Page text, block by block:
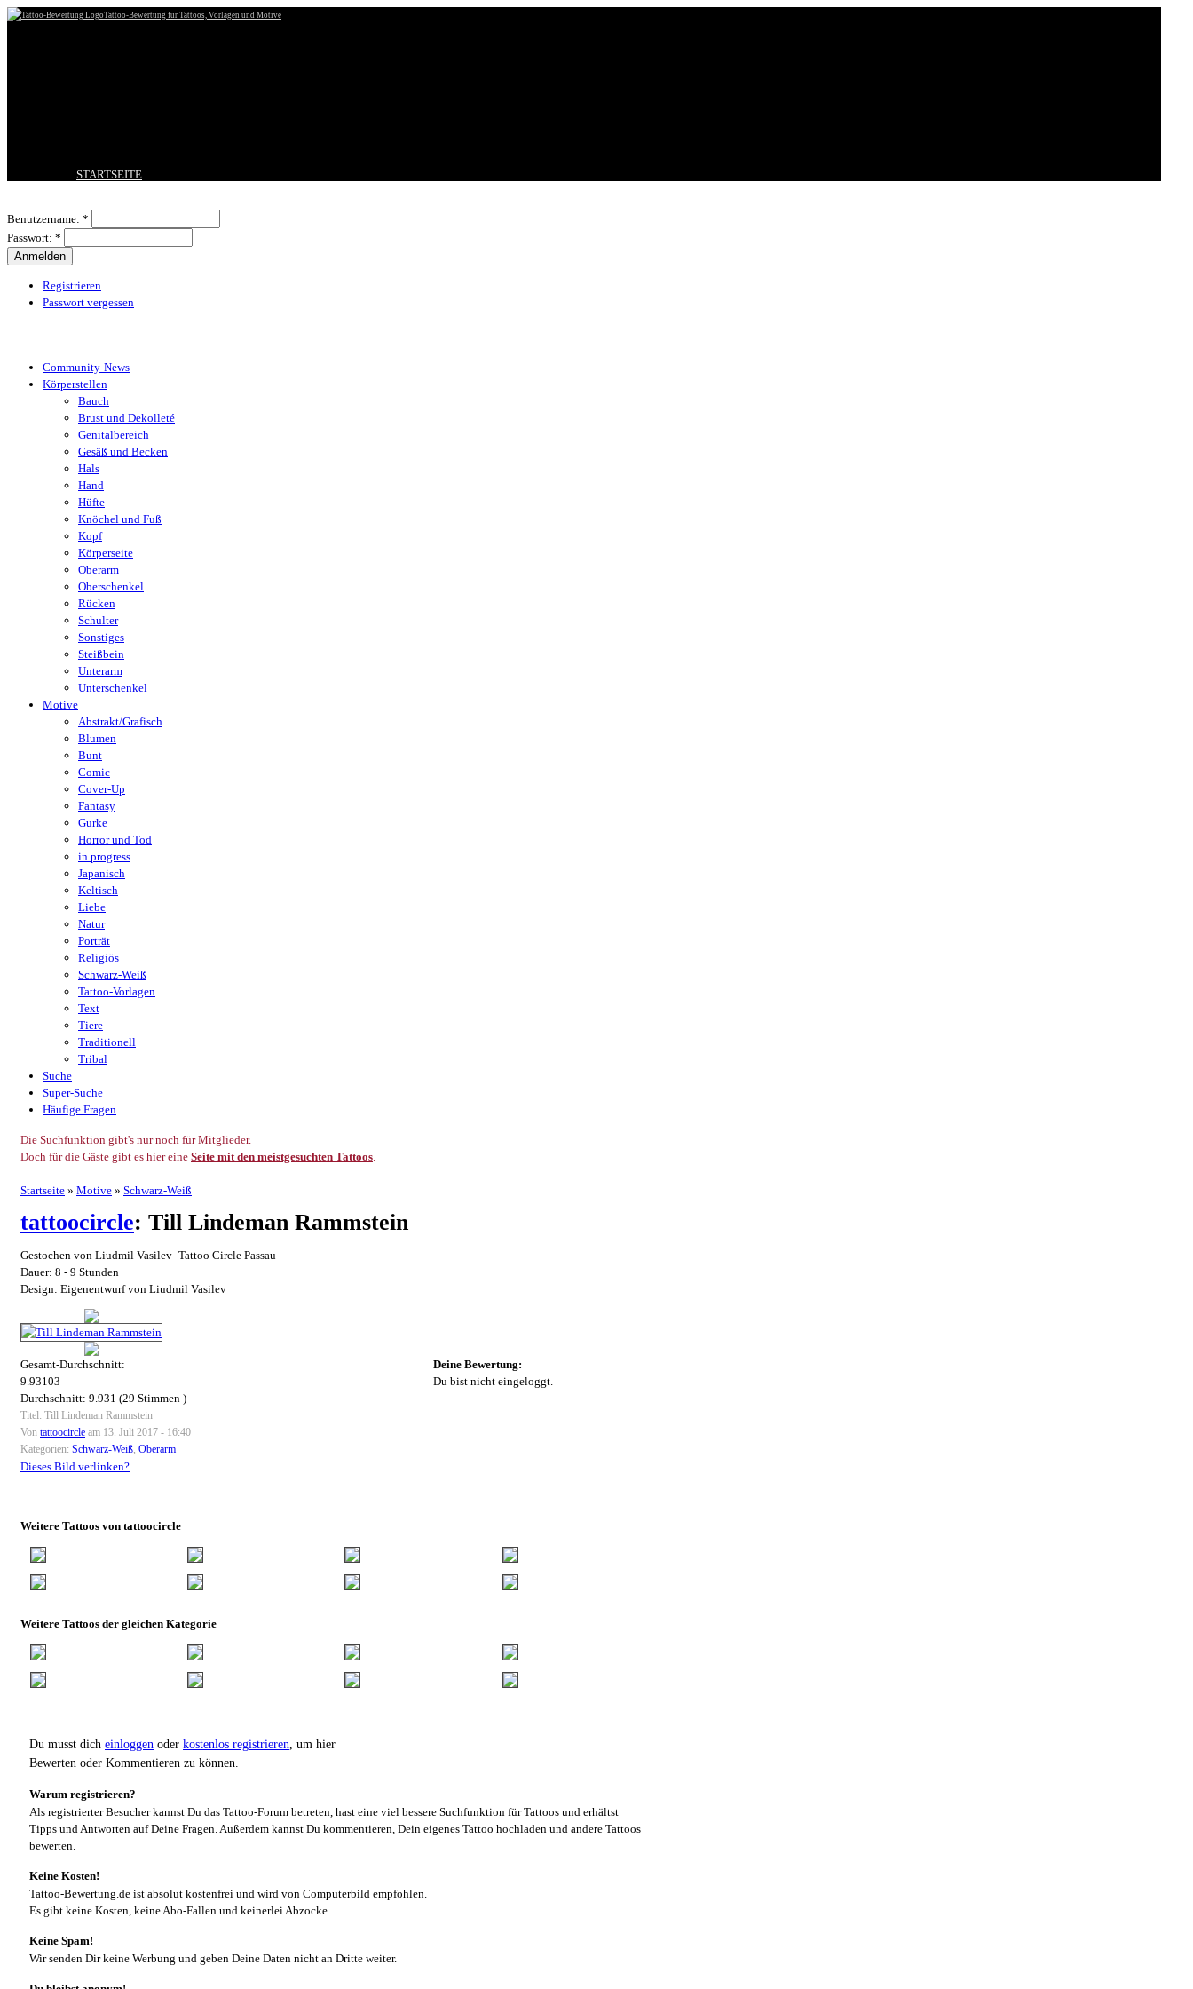
Tattoo-Bewertung für Tattoos, Vorlagen und Motive
STARTSEITE
BESTE TATTOOS
NEUESTE TATTOOS
Benutzername: *
Passwort: *
Registrieren
Passwort vergessen
Community-News
Körperstellen
Bauch
Brust und Dekolleté
Genitalbereich
Gesäß und Becken
Hals
Hand
Hüfte
Knöchel und Fuß
Kopf
Körperseite
Oberarm
Oberschenkel
Rücken
Schulter
Sonstiges
Steißbein
Unterarm
Unterschenkel
Motive
Abstrakt/Grafisch
Blumen
Bunt
Comic
Cover-Up
Fantasy
Gurke
Horror und Tod
in progress
Japanisch
Keltisch
Liebe
Natur
Porträt
Religiös
Schwarz-Weiß
Tattoo-Vorlagen
Text
Tiere
Traditionell
Tribal
Suche
Super-Suche
Häufige Fragen
Die Suchfunktion gibt's nur noch für Mitglieder.
Doch für die Gäste gibt es hier eine Seite mit den meistgesuchten Tattoos.
Startseite » Motive » Schwarz-Weiß
tattoocircle: Till Lindeman Rammstein
Gestochen von Liudmil Vasilev- Tattoo Circle Passau
Dauer: 8 - 9 Stunden
Design: Eigenentwurf von Liudmil Vasilev
Gesamt-Durchschnitt:
9.93103
Durchschnitt: 9.931 (29 Stimmen )
Deine Bewertung:
Du bist nicht eingeloggt.
Titel: Till Lindeman Rammstein
Von tattoocircle am 13. Juli 2017 - 16:40
Kategorien: Schwarz-Weiß, Oberarm
Dieses Bild verlinken?
Weitere Tattoos von tattoocircle
Weitere Tattoos der gleichen Kategorie
Du musst dich einloggen oder kostenlos registrieren , um hier
Bewerten oder Kommentieren zu können.
Warum registrieren?
Als registrierter Besucher kannst Du das Tattoo-Forum betreten, hast eine viel bessere Suchfunktion für Tattoos und erhältst
Tipps und Antworten auf Deine Fragen. Außerdem kannst Du kommentieren, Dein eigenes Tattoo hochladen und andere Tattoos
bewerten.
Keine Kosten!
Tattoo-Bewertung.de ist absolut kostenfrei und wird von Computerbild empfohlen.
Es gibt keine Kosten, keine Abo-Fallen und keinerlei Abzocke.
Keine Spam!
Wir senden Dir keine Werbung und geben Deine Daten nicht an Dritte weiter.